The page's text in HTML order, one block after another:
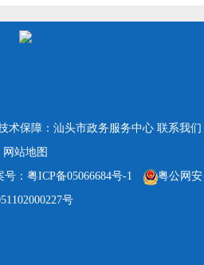
术保障：汕头市政务服务中心 联系我们
网站地图
号：粤ICP备05066684号-1
粤公网安
号